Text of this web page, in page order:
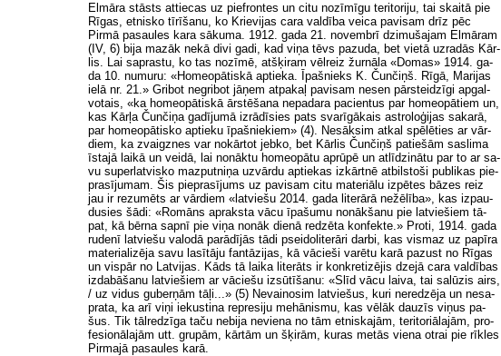
El­mā­ra stāsts at­tie­cas uz pie­fron­tes un ci­tu no­zī­mī­gu te­ri­to­ri­ju, tai skai­tā pie
Rī­gas, et­nis­ko tī­rī­ša­nu, ko Krie­vi­jas ca­ra val­dī­ba vei­ca pa­vi­sam drīz pēc
Pirm­ā pa­sau­les ka­ra sā­ku­ma. 1912. ga­da 21. no­vem­brī dzi­mu­ša­jam El­mā­ram
(IV, 6) bi­ja ma­zāk ne­kā di­vi ga­di, kad vi­ņa tēvs pa­zu­da, bet vie­tā uz­ra­dās Kār­
lis. Lai sa­pras­tu, ko tas no­zī­mē, at­šķi­ram vēl­reiz žur­nā­la «Do­mas» 1914. ga­
da 10. nu­mu­ru: «Ho­me­opā­tis­kā ap­tie­ka. Īpaš­nieks K. Čun­čiņš. Rī­gā, Ma­ri­jas
ie­lā nr. 21.» Gri­bot ne­gri­bot jā­ņem at­pa­kaļ pa­vi­sam ne­sen pār­stei­dzī­gi ap­gal­
vo­tais, «ka ho­me­opā­tis­kā ār­stē­ša­na ne­pa­da­ra pa­cien­tus par ho­me­opā­tiem un,
kas Kār­ļa Čun­či­ņa ga­dī­ju­mā iz­rā­dī­sies pats sva­rī­gā­kais as­tro­lo­ģi­jas sa­ka­rā,
par ho­me­opā­tis­ko ap­tie­ku īpaš­nie­kiem» (4). Ne­sāk­sim at­kal spē­lē­ties ar vār­
diem, ka zvaig­znes var no­kār­tot jeb­ko, bet Kār­lis Čun­čiņš pa­tie­šām sa­sli­ma
īs­ta­jā lai­kā un vei­dā, lai no­nāk­tu ho­me­opā­tu ap­rū­pē un at­lī­dzi­nā­tu par to ar sa­
vu su­per­lat­vis­ko maz­put­ni­ņa uz­vār­du ap­tie­kas iz­kār­tnē at­bil­sto­ši pub­li­kas pie­
pra­sī­ju­mam. Šis pie­pra­sī­jums uz pa­vi­sam ci­tu ma­te­ri­ālu iz­pē­tes bā­zes reiz
jau ir re­zu­mēts ar vār­diem «lat­vie­šu 2014. ga­da li­te­rā­rā ne­žē­lī­ba», kas iz­pau­
du­sies šā­di: «Ro­māns ap­rak­sta vā­cu īpa­šu­mu no­nāk­ša­nu pie lat­vie­šiem tā­
pat, kā bēr­na sap­nī pie vi­ņa no­nāk die­nā re­dzē­ta kon­fek­te.» Pro­ti, 1914. ga­da
ru­de­nī lat­vie­šu va­lo­dā pa­rā­dī­jās tā­di pseido­li­te­rā­ri dar­bi, kas vis­maz uz pa­pī­ra
ma­te­ri­ali­zē­ja sa­vu la­sī­tā­ju fan­tā­zi­jas, kā vā­cie­ši va­rē­tu ka­rā pa­zust no Rī­gas
un vis­pār no Lat­vi­jas. Kāds tā lai­ka li­te­rāts ir kon­kre­ti­zē­jis dze­jā ca­ra val­dī­bas
iz­da­bā­ša­nu lat­vie­šiem ar vā­cie­šu iz­sū­tī­ša­nu: «Slīd vā­cu lai­va, tai sa­lū­zis airs,
/ uz vi­dus gu­ber­ņām tā­ļi...» (5) Ne­vai­no­sim lat­vie­šus, ku­ri ne­re­dzē­ja un ne­sa­
pra­ta, ka arī vi­ņi ie­kus­ti­na re­pre­si­ju me­hā­nis­mu, kas vē­lāk dau­zīs vi­ņus pa­
šus. Tik tāl­re­dzī­ga ta­ču ne­bi­ja ne­vie­na no tām et­nis­ka­jām, te­ri­to­ri­āla­jām, pro­
fe­si­onā­la­jām utt. gru­pām, kār­tām un šķi­rām, ku­ras me­tās vie­na ot­rai pie rīk­les
Pir­ma­jā pa­sau­les ka­rā.